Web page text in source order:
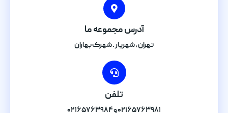
آدرس مجموعه ما
تهران , شهریار . شهرک بهاران
تلفن
۰۲۱۶۵۷۶۳۹۸۱ و ۰۲۱۶۵۷۶۳۹۸۴